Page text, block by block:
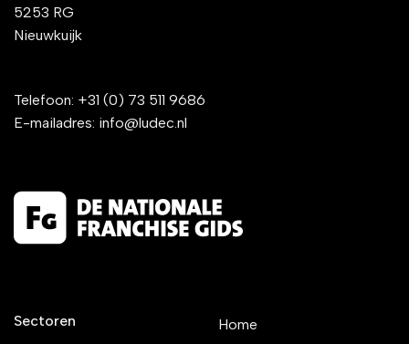
5253 RG
Nieuwkuijk
Telefoon: +31 (0) 73 511 9686
E-mailadres: info@ludec.nl
Sectoren Home